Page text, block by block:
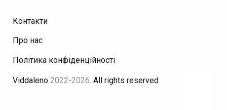
Контакти
Про нас
Політика конфіденційності
Viddaleno2022-2026. All rights reserved